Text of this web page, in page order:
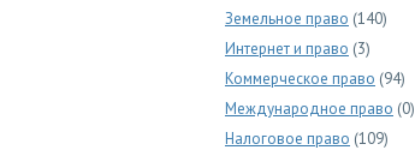
Земельное право (140)
Интернет и право (3)
Коммерческое право (94)
Международное право (0)
Налоговое право (109)